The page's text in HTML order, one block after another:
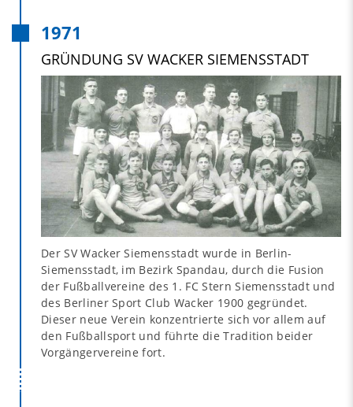
1971
GRÜNDUNG SV WACKER SIEMENSSTADT
Der SV Wacker Siemensstadt wurde in Berlin-
Siemensstadt, im Bezirk Spandau, durch die Fusion
der Fußballvereine des 1. FC Stern Siemensstadt und
des Berliner Sport Club Wacker 1900 gegründet.
Dieser neue Verein konzentrierte sich vor allem auf
den Fußballsport und führte die Tradition beider
Vorgängervereine fort.